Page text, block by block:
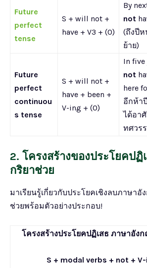
Future
perfect
tense
S + will not +
have + V3 + (O)
By
not
(ถึงปีห
ย้าย)
Future
perfect
continuou
s tense
S + will not +
have + been +
V-ing + (O)
In five
not
here
อีกห้า
ได้อา
ทศวร
2. โครงสร้างของประโยคปฏิ
กริยาช่วย
มาเรียนรู้เกี่ยวกับประโยคเชิงลบภาษา
ช่วยพร้อมตัวอย่างประกอบ!
โครงสร้างประโยคปฏิเสธ ภาษาอัง
S + modal verbs + not +